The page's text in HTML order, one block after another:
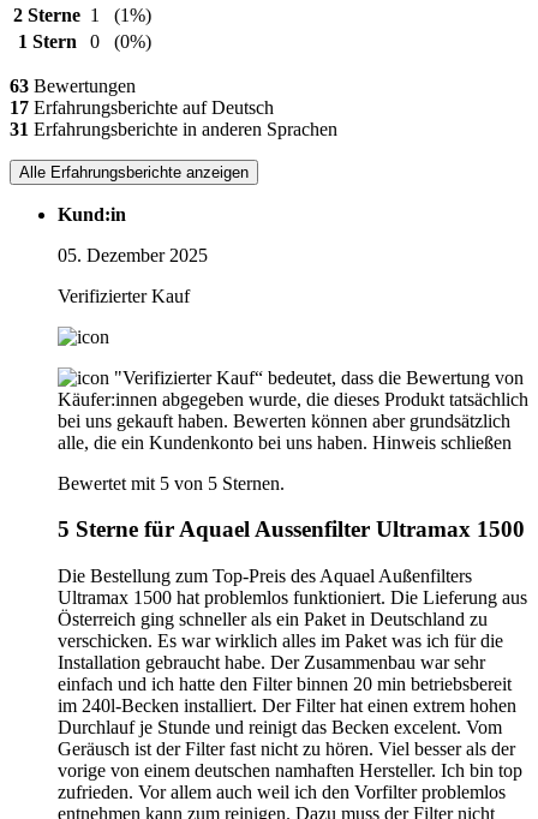
2 Sterne 1
(1%)
1 Stern
0 (0%)
63 Bewertungen
17 Erfahrungsberichte auf Deutsch
31 Erfahrungsberichte in anderen Sprachen
Alle Erfahrungsberichte anzeigen
Kund:in
05. Dezember 2025
Verifizierter Kauf
"Verifizierter Kauf“ bedeutet, dass die Bewertung von
Käufer:innen abgegeben wurde, die dieses Produkt tatsächlich
bei uns gekauft haben. Bewerten können aber grundsätzlich
alle, die ein Kundenkonto bei uns haben. Hinweis schließen
Bewertet mit 5 von 5 Sternen.
5 Sterne für Aquael Aussenfilter Ultramax 1500
Die Bestellung zum Top-Preis des Aquael Außenfilters
Ultramax 1500 hat problemlos funktioniert. Die Lieferung aus
Österreich ging schneller als ein Paket in Deutschland zu
verschicken. Es war wirklich alles im Paket was ich für die
Installation gebraucht habe. Der Zusammenbau war sehr
einfach und ich hatte den Filter binnen 20 min betriebsbereit
im 240l-Becken installiert. Der Filter hat einen extrem hohen
Durchlauf je Stunde und reinigt das Becken excelent. Vom
Geräusch ist der Filter fast nicht zu hören. Viel besser als der
vorige von einem deutschen namhaften Hersteller. Ich bin top
zufrieden. Vor allem auch weil ich den Vorfilter problemlos
entnehmen kann zum reinigen. Dazu muss der Filter nicht